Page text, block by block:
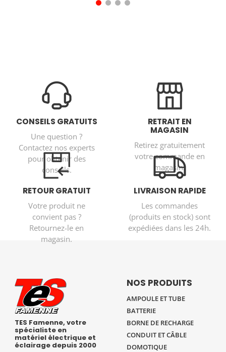
CONSEILS GRATUITS
Une question ?
Contactez nos experts
pour obtenir des
conseils.
RETRAIT EN
MAGASIN
Retirez gratuitement
votre commande en
magasin.
RETOUR GRATUIT
Votre produit ne
convient pas ?
Retournez-le en
magasin.
LIVRAISON RAPIDE
Les commandes
(produits en stock) sont
expédiées dans les 24h.
TES Famenne, votre
spécialiste en
matériel électrique et
éclairage depuis 2000
NOS PRODUITS
AMPOULE ET TUBE
BATTERIE
BORNE DE RECHARGE
CONDUIT ET CÂBLE
DOMOTIQUE